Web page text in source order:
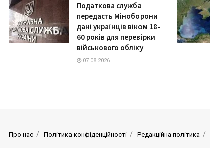
Податкова служба
передасть Міноборони
дані українців віком 18-
60 років для перевірки
військового обліку
07.08.2026
Про нас Політика конфіденційності Редакційна політика